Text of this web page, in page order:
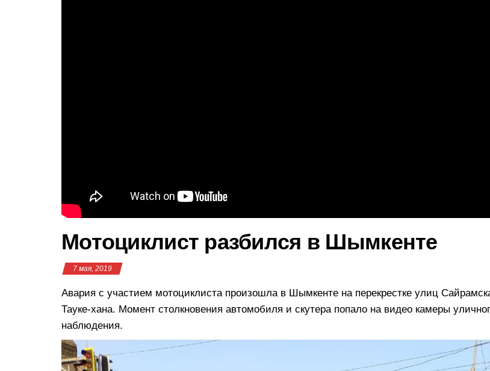
Мотоциклист разбился в Шымкенте
7 мая, 2019
Авария с участием мотоциклиста произошла в Шымкенте на перекрестке улиц
Тауке-хана. Момент столкновения автомобиля и скутера попало на видео камеры
наблюдения.